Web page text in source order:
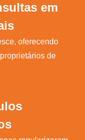
em
oferecendo
de